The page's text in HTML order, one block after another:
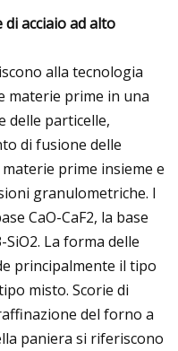
acciaio ad alto
alla tecnologia
materie prime in una
delle particelle,
di fusione delle
prime insieme e
granulometriche. I
CaO-CaF2, la base
SiO2. La forma delle
principalmente il tipo
misto. Scorie di
del forno a
paniera si riferiscono